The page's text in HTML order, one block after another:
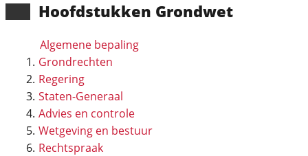
Hoofd­stukken Grondwet
Algemene bepaling
Grondrechten
Regering
Staten-Generaal
Advies en controle
Wetgeving en bestuur
Rechtspraak